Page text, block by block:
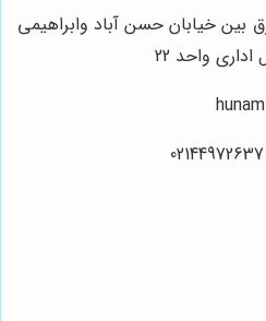
بین خیابان حسن آباد وابراهیمی
واحد 22